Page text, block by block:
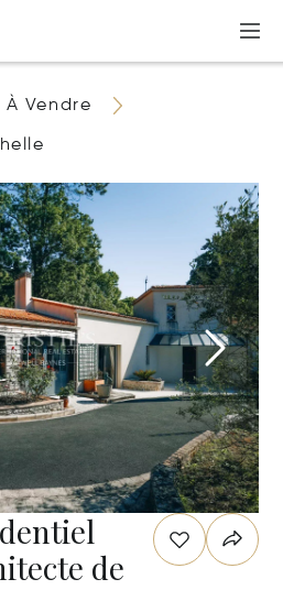
À Vendre
de